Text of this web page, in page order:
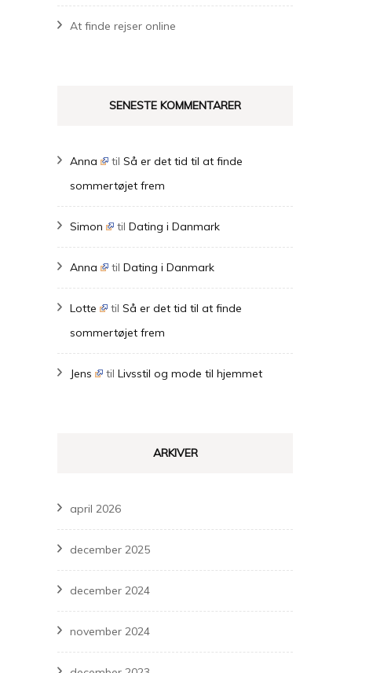
At finde rejser online
SENESTE KOMMENTARER
Anna tilSå er det tid til at finde
sommertøjet frem
Simon tilDating i Danmark
Anna tilDating i Danmark
Lotte tilSå er det tid til at finde
sommertøjet frem
Jens tilLivsstil og mode til hjemmet
ARKIVER
april 2026
december 2025
december 2024
november 2024